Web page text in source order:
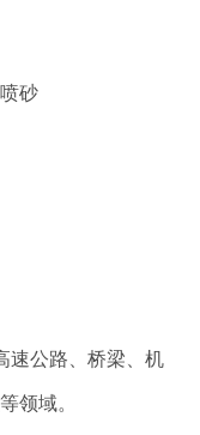
砂
速公路、桥梁、机
领域。